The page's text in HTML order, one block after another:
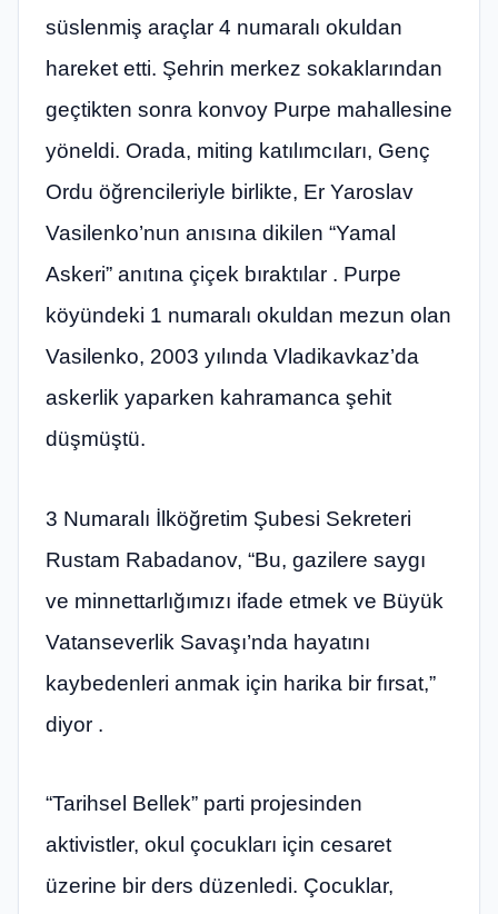
süslenmiş araçlar 4 numaralı okuldan
hareket etti. Şehrin merkez sokaklarından
geçtikten sonra konvoy Purpe mahallesine
yöneldi. Orada, miting katılımcıları, Genç
Ordu öğrencileriyle birlikte, Er Yaroslav
Vasilenko’nun anısına dikilen “Yamal
Askeri” anıtına çiçek bıraktılar . Purpe
köyündeki 1 numaralı okuldan mezun olan
Vasilenko, 2003 yılında Vladikavkaz’da
askerlik yaparken kahramanca şehit
düşmüştü.
3 Numaralı İlköğretim Şubesi Sekreteri
Rustam Rabadanov, “Bu, gazilere saygı
ve minnettarlığımızı ifade etmek ve Büyük
Vatanseverlik Savaşı’nda hayatını
kaybedenleri anmak için harika bir fırsat,”
diyor .
“Tarihsel Bellek” parti projesinden
aktivistler, okul çocukları için cesaret
üzerine bir ders düzenledi. Çocuklar,